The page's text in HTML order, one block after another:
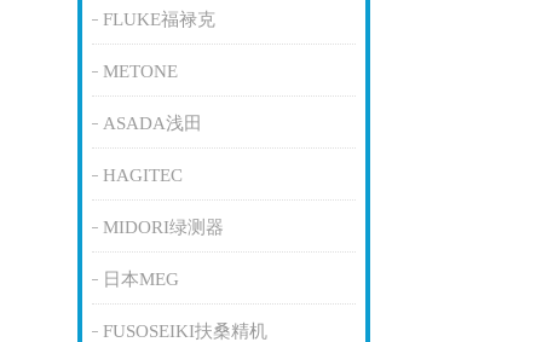
FLUKE福禄克
METONE
ASADA浅田
HAGITEC
MIDORI绿测器
日本MEG
FUSOSEIKI扶桑精机